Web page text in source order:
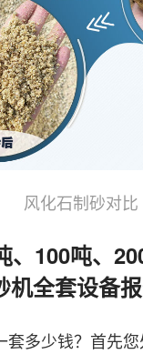
风化石制砂对比
、100吨、
机全套设备
多少钱？首先您